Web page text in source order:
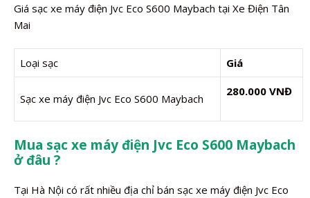
Giá sạc xe máy điện Jvc Eco S600 Maybach tại Xe Điện Tân
Mai
Loại sạc Giá
Sạc xe máy điện Jvc Eco S600 Maybach
280.000 VNĐ
Mua sạc xe máy điện Jvc Eco S600 Maybach
ở đâu ?
Tại Hà Nội có rất nhiều địa chỉ bán sạc xe máy điện Jvc Eco